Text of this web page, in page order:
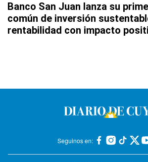
Banco San Juan lanza su
común de inversión
rentabilidad con impacto
Seguinos en: